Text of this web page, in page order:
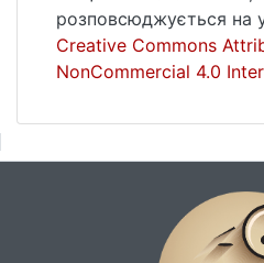
розповсюджується на
Creative Commons
NonCommercial 4.0